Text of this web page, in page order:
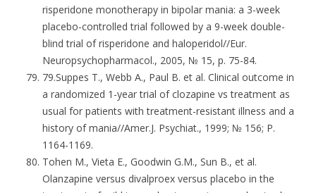
risperidone monotherapy in bipolar mania: a 3-week
placebo-controlled trial followed by a 9-week double-
blind trial of risperidone and haloperidol//Eur.
Neuropsychopharmacol., 2005, № 15, p. 75-84.
79.Suppes T., Webb A., Paul B. et al. Clinical outcome in
a randomized 1-year trial of clozapine vs treatment as
usual for patients with treatment-resistant illness and a
history of mania//Amer.J. Psychiat., 1999; № 156; P.
1164-1169.
Tohen M., Vieta E., Goodwin G.M., Sun B., et al.
Olanzapine versus divalproex versus placebo in the